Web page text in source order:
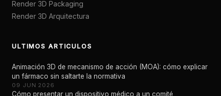
Render 3D Packaging
Render 3D Arquitectura
ULTIMOS ARTICULOS
Animación 3D de mecanismo de acción (MOA): cómo explicar
un fármaco sin saltarte la normativa
09 JUN 2026
Cómo presentar un dispositivo médico a un comité